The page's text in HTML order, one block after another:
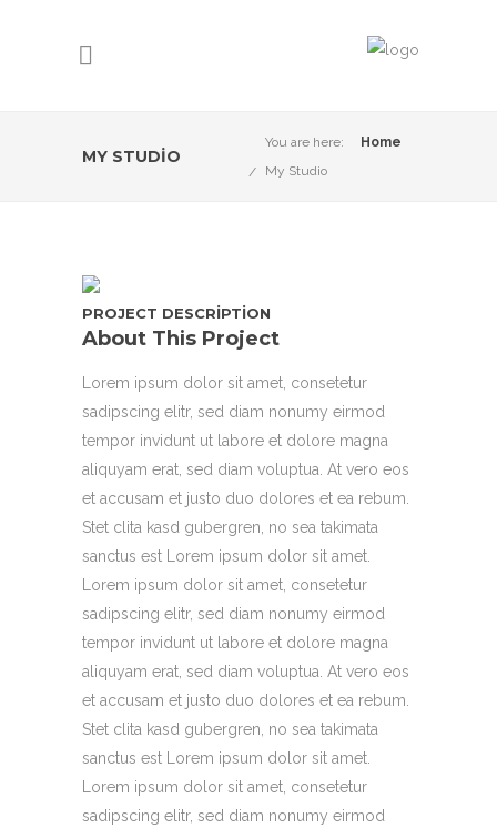
MY STUDIO
You are here:
Home
My Studio
PROJECT DESCRIPTION
About This Project
Lorem ipsum dolor sit amet, consetetur
sadipscing elitr, sed diam nonumy eirmod
tempor invidunt ut labore et dolore magna
aliquyam erat, sed diam voluptua. At vero eos
et accusam et justo duo dolores et ea rebum.
Stet clita kasd gubergren, no sea takimata
sanctus est Lorem ipsum dolor sit amet.
Lorem ipsum dolor sit amet, consetetur
sadipscing elitr, sed diam nonumy eirmod
tempor invidunt ut labore et dolore magna
aliquyam erat, sed diam voluptua. At vero eos
et accusam et justo duo dolores et ea rebum.
Stet clita kasd gubergren, no sea takimata
sanctus est Lorem ipsum dolor sit amet.
Lorem ipsum dolor sit amet, consetetur
sadipscing elitr, sed diam nonumy eirmod